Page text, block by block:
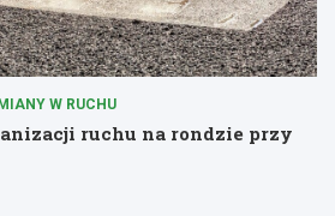
W RUCHU
ruchu na rondzie przy